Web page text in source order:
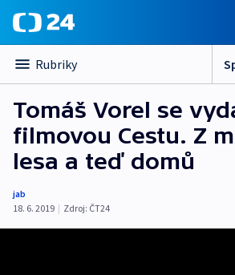
Rubriky
Tomáš Vorel se
filmovou Cestu. Z
lesa a teď domů
jab
18. 6. 2019 | Zdroj: ČT24